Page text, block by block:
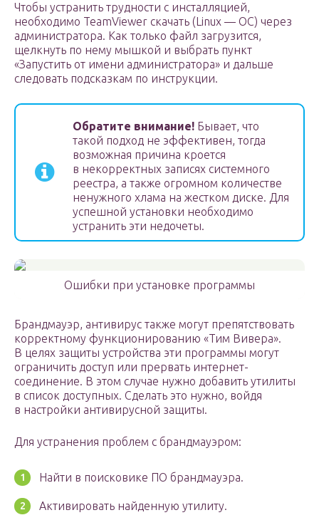
Чтобы устранить трудности с инсталляцией,
необходимо TeamViewer скачать (Linux — ОС) через
администратора. Как только файл загрузится,
щелкнуть по нему мышкой и выбрать пункт
«Запустить от имени администратора» и дальше
следовать подсказкам по инструкции.
Обратите внимание! Бывает, что
такой подход не эффективен, тогда
возможная причина кроется
в некорректных записях системного
реестра, а также огромном количестве
ненужного хлама на жестком диске. Для
успешной установки необходимо
устранить эти недочеты.
Ошибки при установке программы
Брандмауэр, антивирус также могут препятствовать
корректному функционированию «Тим Вивера».
В целях защиты устройства эти программы могут
ограничить доступ или прервать интернет-
соединение. В этом случае нужно добавить утилиты
в список доступных. Сделать это нужно, войдя
в настройки антивирусной защиты.
Для устранения проблем с брандмауэром:
Найти в поисковике ПО брандмауэра.
Активировать найденную утилиту.